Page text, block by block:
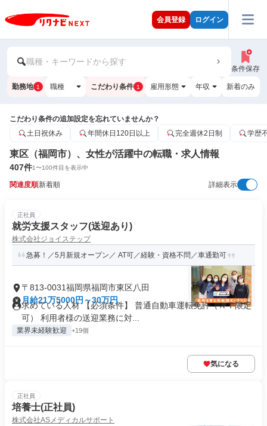
会員登録 ログイン
職種・キーワードから探す
条件保存
勤務地 1 職種 こだわり条件 1 雇用形態 年収 新着のみ
こだわり条件の追加設定を忘れていませんか？
土日祝休み
年間休日120日以上 完全週休2日制 学歴
東区（福岡市）、女性が活躍中の転職・求人情報
407件1〜100件目を表示中
関連度順新着順 詳細表示
正社員
就労支援スタッフ(送迎あり)
株式会社ジョイステップ
急募！／5月新規オープン／ AT可／経験・資格不問／車通勤可
〒813-0031福岡県福岡市東区八田
月給21万5000円～30万円
求めている人材 【必須条件】 普通自動車運転免許（ＡＴ限定
可） 利用者様の送迎業務に対...
業界未経験歓迎 +19個
気になる
正社員
培養士(正社員)
株式会社ASメディカルサポート